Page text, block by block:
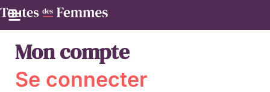
Mon compte
Se connecter